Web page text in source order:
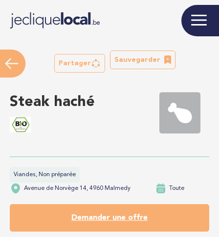
Partager
Sauvegarder
Steak haché
Viandes, Non préparée
Avenue de Norvège 14, 4960 Malmedy Toute
Demander une offre